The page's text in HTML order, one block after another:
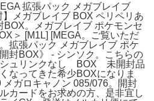
拡張パック メガブレイブ
メガブレイブ BOX ペリペリあ
BOX。メガブレイブ ポケモンセ
＞ [M1L] [MEGA。ご覧いただ
拡張パック メガブレイブ ポケ
封BOX》 - シンソク。こちらの
ュリンクなし BOX 未開封品
なってきた希少BOXになりま
ガロキャノン 085/076。開封
カードをお求めの方、是非宜し